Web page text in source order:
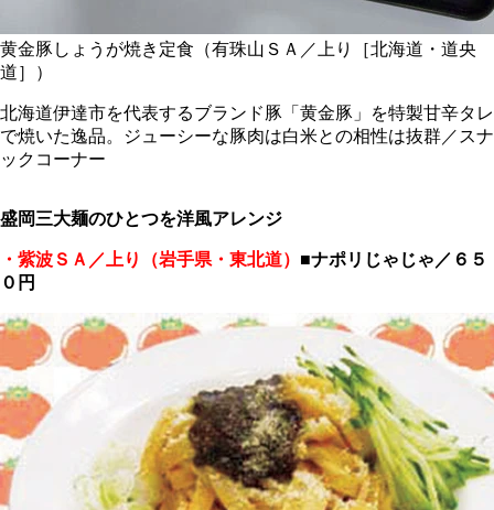
黄金豚しょうが焼き定食（有珠山ＳＡ／上り［北海道・道央
道］）
北海道伊達市を代表するブランド豚「黄金豚」を特製甘辛タレ
で焼いた逸品。ジューシーな豚肉は白米との相性は抜群／スナ
ックコーナー
盛岡三大麺のひとつを洋風アレンジ
・紫波ＳＡ／上り（岩手県・東北道） ■ナポリじゃじゃ／６５
０円